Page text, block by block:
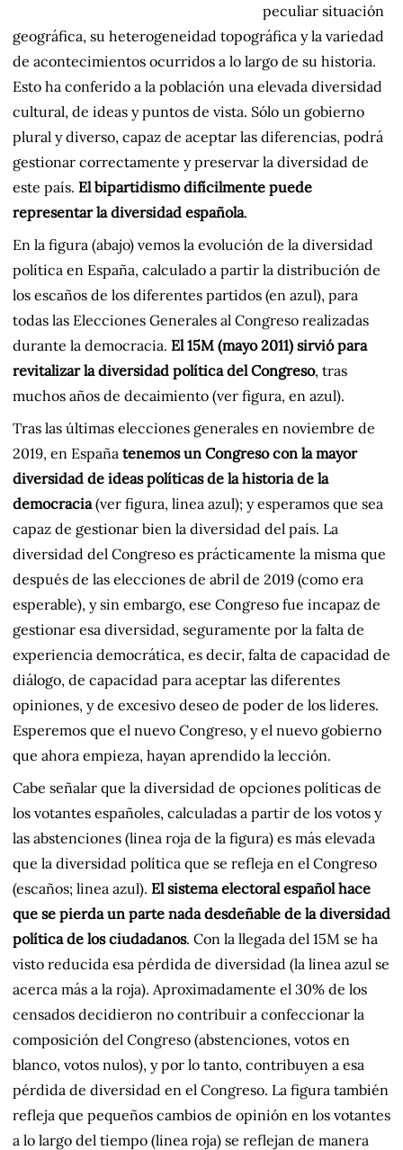
peculiar situación
geográfica, su heterogeneidad topográfica y la variedad
de acontecimientos ocurridos a lo largo de su historia.
Esto ha conferido a la población una elevada diversidad
cultural, de ideas y puntos de vista. Sólo un gobierno
plural y diverso, capaz de aceptar las diferencias, podrá
gestionar correctamente y preservar la diversidad de
este país. El bipartidismo difícilmente puede
representar la diversidad española.
En la figura (abajo) vemos la evolución de la diversidad
política en España, calculado a partir la distribución de
los escaños de los diferentes partidos (en azul), para
todas las Elecciones Generales al Congreso realizadas
durante la democracia. El 15M (mayo 2011) sirvió para
revitalizar la diversidad política del Congreso, tras
muchos años de decaimiento (ver figura, en azul).
Tras las últimas elecciones generales en noviembre de
2019, en España tenemos un Congreso con la mayor
diversidad de ideas políticas de la historia de la
democracia(ver figura, linea azul); y esperamos que sea
capaz de gestionar bien la diversidad del país. La
diversidad del Congreso es prácticamente la misma que
después de las elecciones de abril de 2019 (como era
esperable), y sin embargo, ese Congreso fue incapaz de
gestionar esa diversidad, seguramente por la falta de
experiencia democrática, es decir, falta de capacidad de
diálogo, de capacidad para aceptar las diferentes
opiniones, y de excesivo deseo de poder de los lideres.
Esperemos que el nuevo Congreso, y el nuevo gobierno
que ahora empieza, hayan aprendido la lección.
Cabe señalar que la diversidad de opciones políticas de
los votantes españoles, calculadas a partir de los votos y
las abstenciones (linea roja de la figura) es más elevada
que la diversidad política que se refleja en el Congreso
(escaños; linea azul). El sistema electoral español hace
que se pierda un parte nada desdeñable de la diversidad
política de los ciudadanos. Con la llegada del 15M se ha
visto reducida esa pérdida de diversidad (la linea azul se
acerca más a la roja). Aproximadamente el 30% de los
censados decidieron no contribuir a confeccionar la
composición del Congreso (abstenciones, votos en
blanco, votos nulos), y por lo tanto, contribuyen a esa
pérdida de diversidad en el Congreso. La figura también
refleja que pequeños cambios de opinión en los votantes
a lo largo del tiempo (linea roja) se reflejan de manera